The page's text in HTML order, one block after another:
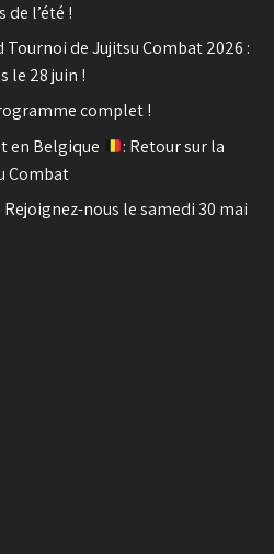
l’été !
Tournoi de Jujitsu Combat 2026 :
le 28 juin !
complet !
en Belgique
: Retour sur la
Combat
Rejoignez-nous le samedi 30 mai